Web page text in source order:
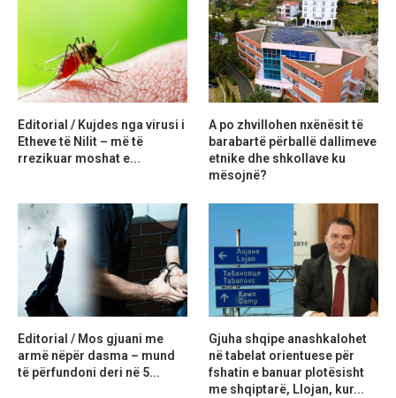
Editorial / Kujdes nga virusi i
Etheve të Nilit – më të
rrezikuar moshat e...
A po zhvillohen nxënësit të
barabartë përballë dallimeve
etnike dhe shkollave ku
mësojnë?
Editorial / Mos gjuani me
armë nëpër dasma – mund
të përfundoni deri në 5...
Gjuha shqipe anashkalohet
në tabelat orientuese për
fshatin e banuar plotësisht
me shqiptarë, Llojan, kur...